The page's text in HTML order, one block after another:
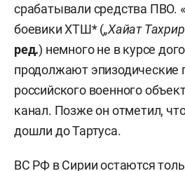
срабатывали средства ПВО.
боевики ХТШ* („Хайат
ред.) немного не в курсе
продолжают эпизодические
российского военного
канал. Позже он отметил,
дошли до Тартуса.
ВС РФ в Сирии остаются